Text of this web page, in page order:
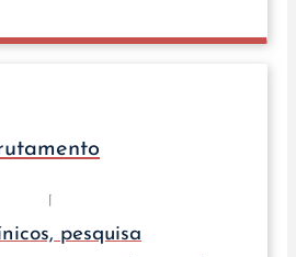
pesquisa